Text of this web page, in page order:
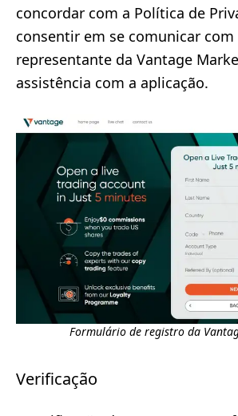
concordar com a Política de
consentir em se comunicar com
representante da Vantage
assistência com a aplicação.
Formulário de registro da
Verificação